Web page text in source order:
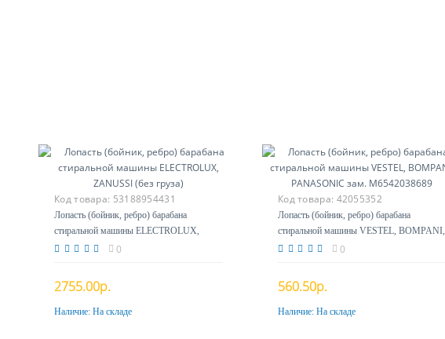
Код товара: 53188954431
Лопасть (бойник, ребро) барабана
стиральной машины ELECTROLUX,
ZANUSSI (без груза)
0
2755.00р.
Купить
Наличие: На складе
Код товара: 42055352
Лопасть (бойник, ребро) барабана
стиральной машины VESTEL, BOMPANI,
PANASONIC зам. M6542038689
0
560.50р.
Купить
Наличие: На складе